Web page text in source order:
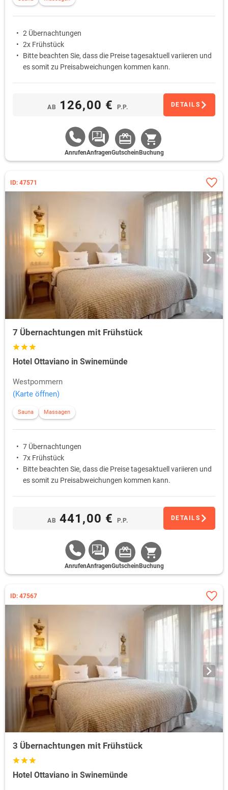
2 Übernachtungen
2x Frühstück
Bitte beachten Sie, dass die Preise tagesaktuell variieren und
es somit zu Preisabweichungen kommen kann.
AB 126,00 € P.P. DETAILS
AnrufenAnfragenGutschein Buchung
ID: 47571
7 Übernachtungen mit Frühstück
Hotel Ottaviano in Swinemünde
Westpommern
(Karte öffnen)
Sauna Massagen
7 Übernachtungen
7x Frühstück
Bitte beachten Sie, dass die Preise tagesaktuell variieren und
es somit zu Preisabweichungen kommen kann.
AB 441,00 € P.P. DETAILS
AnrufenAnfragenGutschein Buchung
ID: 47567
3 Übernachtungen mit Frühstück
Hotel Ottaviano in Swinemünde